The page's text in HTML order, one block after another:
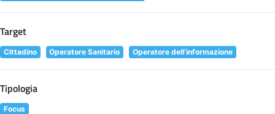
Target
Cittadino Operatore Sanitario Operatore dell'informazione
Tipologia
Focus